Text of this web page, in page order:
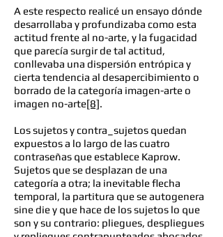
A este respecto realicé un ensayo dónde
desarrollaba y profundizaba como esta
actitud frente al no-arte, y la fugacidad
que parecía surgir de tal actitud,
conllevaba una dispersión entrópica y
cierta tendencia al desapercibimiento o
borrado de la categoría imagen-arte o
imagen no-arte[8].
Los sujetos y contra_sujetos quedan
expuestos a lo largo de las cuatro
contraseñas que establece Kaprow.
Sujetos que se desplazan de una
categoría a otra; la inevitable flecha
temporal, la partitura que se autogenera
sine die y que hace de los sujetos lo que
son y su contrario: pliegues, despliegues